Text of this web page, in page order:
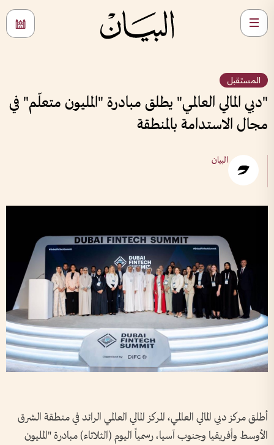
المستقبل
"دبي المالي العالمي" يطلق مبادرة "المليون متعلّم" في
مجال الاستدامة بالمنطقة
البيان
أطلق مركز دبي المالي العالمي، المركز المالي العالمي الرائد في منطقة الشرق
الأوسط وأفريقيا وجنوب آسيا، رسمياً اليوم (الثلاثاء) مبادرة "المليون